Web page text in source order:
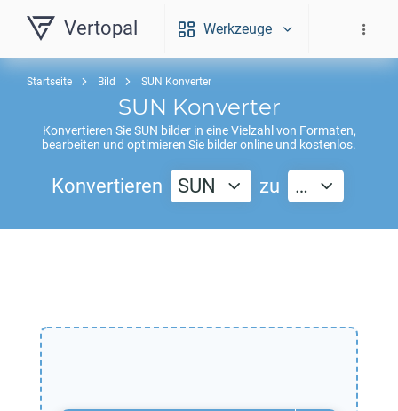
Vertopal Werkzeuge
Startseite Bild SUN Konverter
SUN Konverter
Konvertieren SieSUN bilder in eine Vielzahl von Formaten,
bearbeiten und optimieren Sie bilder online und kostenlos.
Konvertieren SUN zu …